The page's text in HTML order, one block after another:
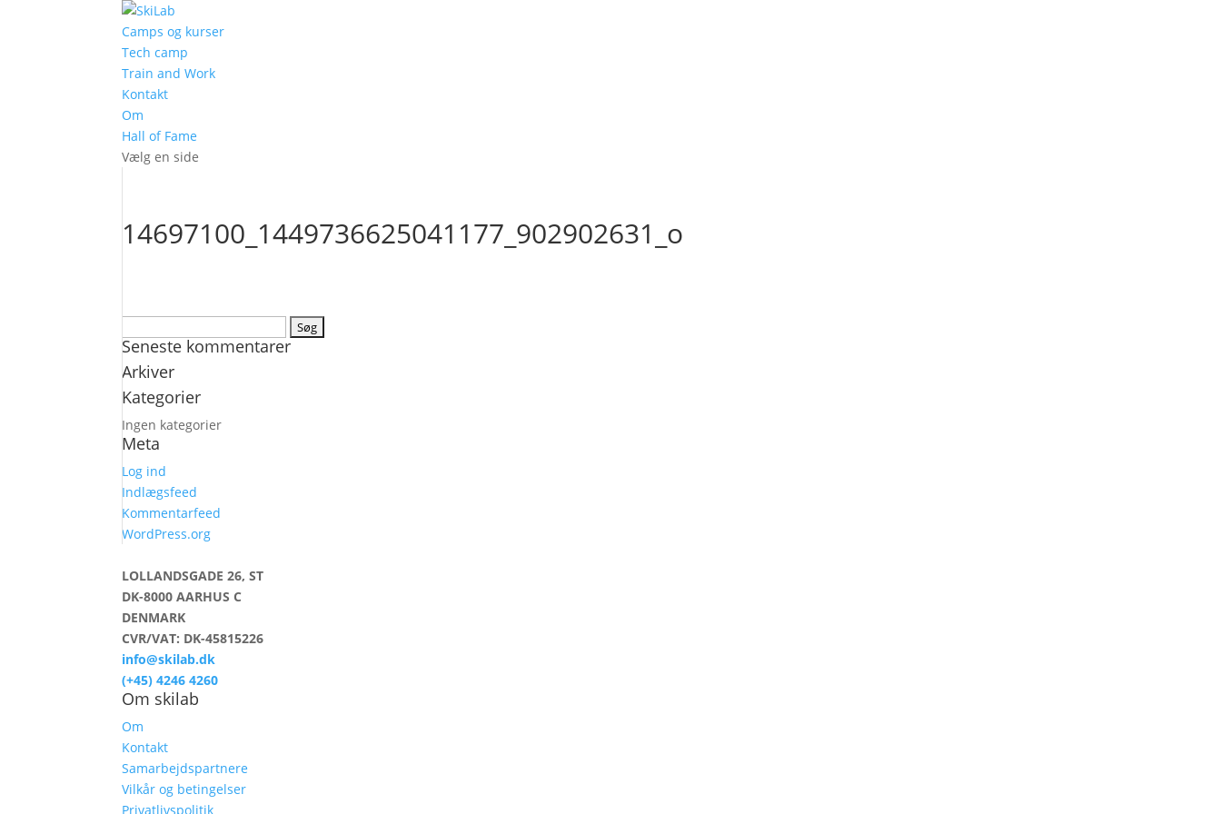
Camps og kurser
Tech camp
Train and Work
Kontakt
Om
Hall of Fame
Vælg en side
14697100_1449736625041177_902902631_o
efter:
Seneste kommentarer
Arkiver
Kategorier
Ingen kategorier
Meta
Log ind
Indlægsfeed
Kommentarfeed
WordPress.org
LOLLANDSGADE 26, ST
DK-8000 AARHUS C
DENMARK
CVR/VAT: DK-45815226
info@skilab.dk
(+45) 4246 4260
Om skilab
Om
Kontakt
Samarbejdspartnere
Vilkår og betingelser
Privatlivspolitik